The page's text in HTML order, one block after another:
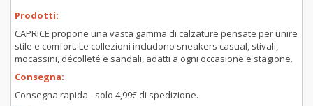
Prodotti:
CAPRICE propone una vasta gamma di calzature pensate per unire
stile e comfort. Le collezioni includono sneakers casual, stivali,
mocassini, décolleté e sandali, adatti a ogni occasione e stagione.
Consegna:
Consegna rapida - solo 4,99€ di spedizione.